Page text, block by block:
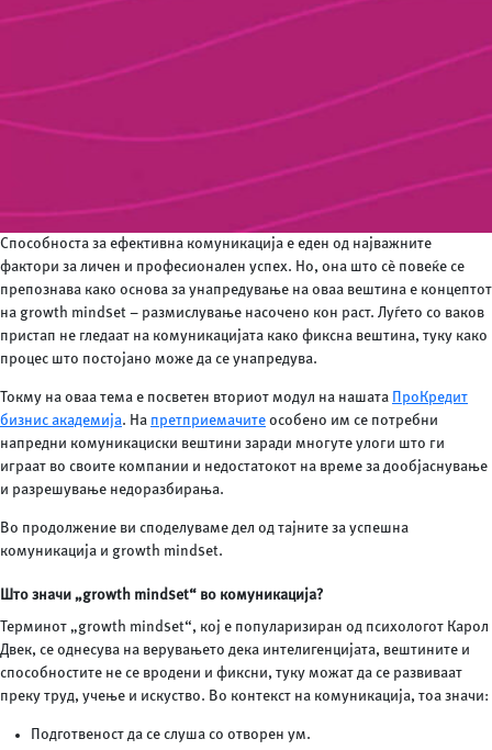
Способноста за ефективна комуникација е еден од најважните
фактори за личен и професионален успех. Но, она што сè повеќе се
препознава како основа за унапредување на оваа вештина е концептот
на growth mindset – размислување насочено кон раст. Луѓето со ваков
пристап не гледаат на комуникацијата како фиксна вештина, туку како
процес што постојано може да се унапредува.
Токму на оваа тема е посветен вториот модул на нашата ПроКредит
бизнис академија. На претприемачите особено им се потребни
напредни комуникациски вештини заради многуте улоги што ги
играат во своите компании и недостатокот на време за дообјаснување
и разрешување недоразбирања.
Во продолжение ви споделуваме дел од тајните за успешна
комуникација и growth mindset.
Што значи „growth mindset“ во комуникација?
Терминот „growth mindset“, кој е популаризиран од психологот Карол
Двек, се однесува на верувањето дека интелигенцијата, вештините и
способностите не се вродени и фиксни, туку можат да се развиваат
преку труд, учење и искуство. Во контекст на комуникација, тоа значи:
Подготвеност да се слуша со отворен ум.